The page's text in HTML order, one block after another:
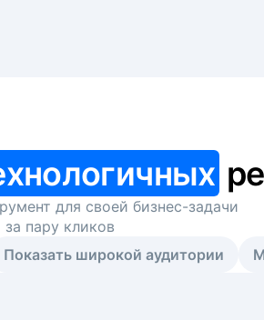
для своей бизнес-задачи
за пару кликов
Показать широкой аудитории